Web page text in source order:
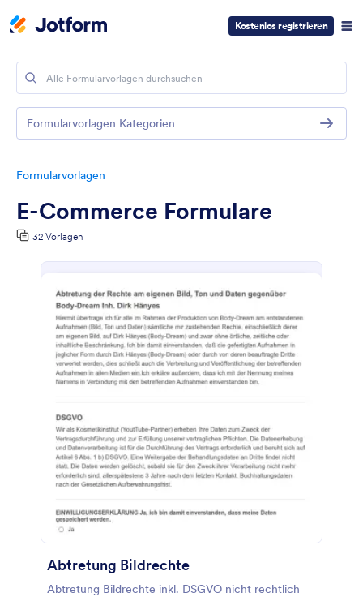
Kostenlos registrieren
Formularvorlagen
E-Commerce Formulare
32 Vorlagen
Abtretung Bildrechte
Abtretung Bildrechte inkl. DSGVO nicht rechtlich
Formularvorlagen Kategorien